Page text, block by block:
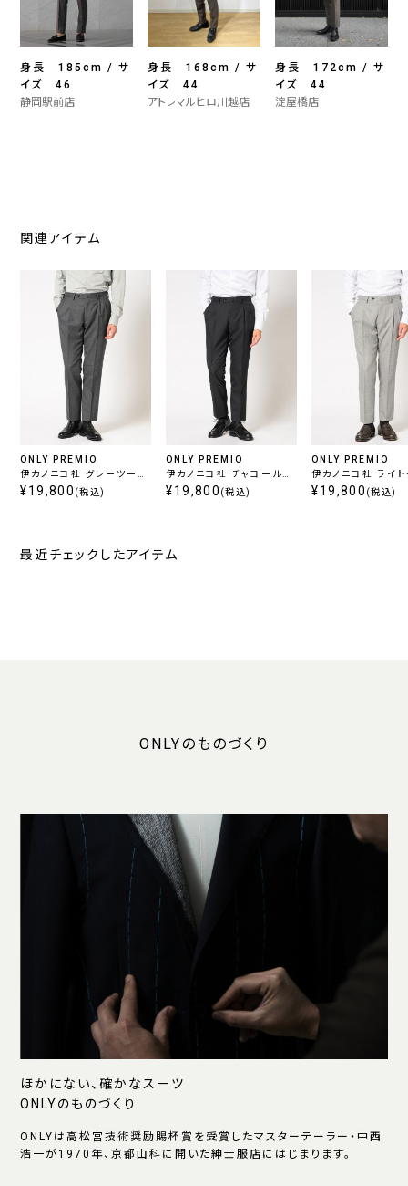
身長 185cm / サ
イズ 46
静岡駅前店
身長 168cm / サ
イズ 44
アトレマルヒロ川越店
身長 172cm / サ
イズ 44
淀屋橋店
関連アイテム
ONLY PREMIO
伊カノニコ社 グレーツータ
ックパンツ
¥19,800 (税込)
ONLY PREMIO
伊カノニコ社 チャコールツ
ータックパンツ
¥19,800 (税込)
ONLY PREMIO
伊カノニコ社 ライ
ツータックパンツ
¥19,800 (税込)
最近チェックしたアイテム
ONLYのものづくり
ほかにない、確かなスーツ
ONLYのものづくり
ONLYは高松宮技術奨励賜杯賞を受賞したマスターテーラー・中西
浩一が1970年、京都山科に開いた紳士服店にはじまります。